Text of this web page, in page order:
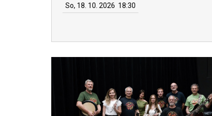
So, 18. 10. 2026 18:30